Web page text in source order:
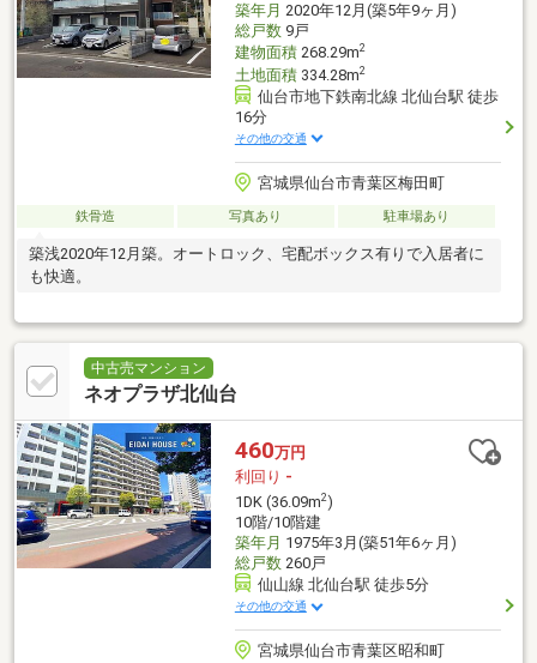
築年月 2020年12月(築5年9ヶ月)
総戸数9戸
建物面積268.29m2
土地面積334.28m2
仙台市地下鉄南北線 北仙台駅 徒歩
16分
その他の交通
宮城県仙台市青葉区梅田町
鉄骨造 写真あり 駐車場あり
築浅2020年12月築。オートロック、宅配ボックス有りで入居者に
も快適。
中古売マンション
ネオプラザ北仙台
460万円
利回り -
1DK (36.09m2)
10階/10階建
築年月 1975年3月(築51年6ヶ月)
総戸数260戸
仙山線 北仙台駅 徒歩5分
その他の交通
宮城県仙台市青葉区昭和町